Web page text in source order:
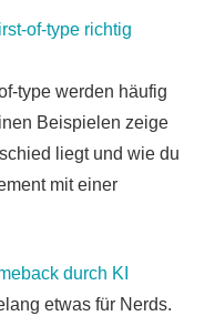
of-type richtig
type werden häufig
Beispielen zeige
liegt und wie du
mit einer
durch KI
etwas für Nerds.